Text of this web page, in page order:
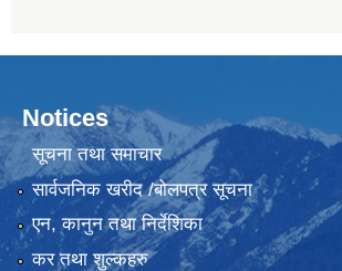
Notices
सूचना तथा समाचार
सार्वजनिक खरीद /बोलपत्र सूचना
एन, कानुन तथा निर्देशिका
कर तथा शुल्कहरु